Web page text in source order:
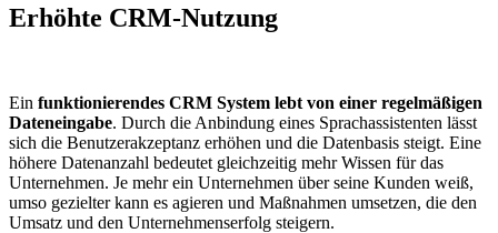
Erhöhte CRM-Nutzung
Ein funktionierendes CRM System lebt von einer regelmäßigen
Dateneingabe. Durch die Anbindung eines Sprachassistenten lässt
sich die Benutzerakzeptanz erhöhen und die Datenbasis steigt. Eine
höhere Datenanzahl bedeutet gleichzeitig mehr Wissen für das
Unternehmen. Je mehr ein Unternehmen über seine Kunden weiß,
umso gezielter kann es agieren und Maßnahmen umsetzen, die den
Umsatz und den Unternehmenserfolg steigern.